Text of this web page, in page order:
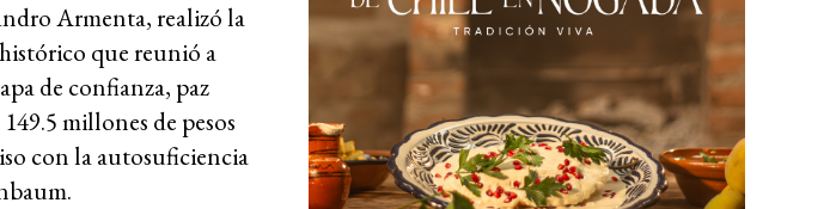
Armenta, realizó la
que reunió a
de confianza, paz
millones de pesos
con la autosuficiencia